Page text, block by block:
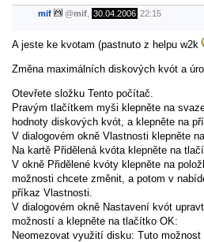
mif @mif 30.04.2006 22:15
A jeste ke kvotam (pastnuto z helpu w2k
Změna maximálních diskových kvót a
Otevřete složku Tento počítač.
Pravým tlačítkem myši klepněte na
hodnoty diskových kvót, a klepněte na
V dialogovém okně Vlastnosti klepněte
Na kartě Přidělená kvóta klepněte na
V okně Přidělené kvóty klepněte na
možnosti chcete změnit, a potom v
příkaz Vlastnosti.
V dialogovém okně Nastavení kvót
možností a klepněte na tlačítko OK:
Neomezovat využití disku: Tuto